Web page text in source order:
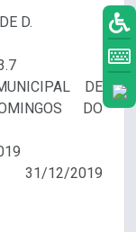
D.
DE
DO
31/12/2019